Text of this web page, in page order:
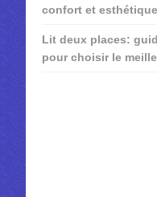
confort et
Lit deux places:
pour choisir le